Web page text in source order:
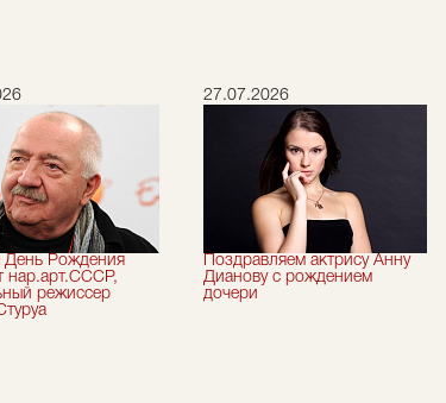
День Рождения
нар.арт.СССР,
режиссер
27.07.2026
Поздравляем актрису Анну
Дианову с рождением
дочери